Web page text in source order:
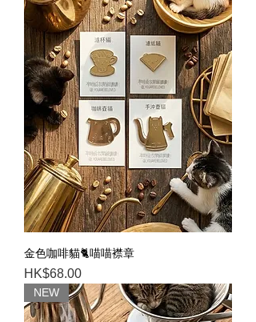
金色咖啡貓🐈喵喵襟章
Price
HK$68.00
NEW